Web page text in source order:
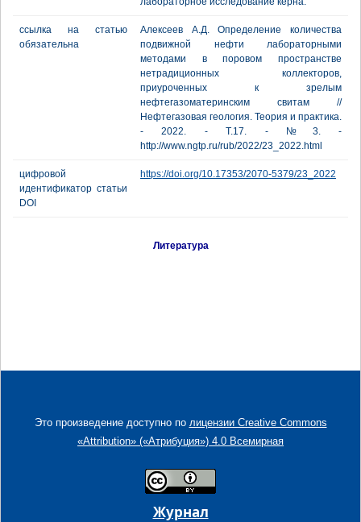
ссылка на статью
обязательна
Алексеев А.Д. Определение количества
подвижной нефти лабораторными
методами в поровом пространстве
нетрадиционных коллекторов,
приуроченных к зрелым
нефтегазоматеринским свитам //
Нефтегазовая геология. Теория и практика.
- 2022. - Т.17. - №3. -
http://www.ngtp.ru/rub/2022/23_2022.html
цифровой
идентификатор статьи
DOI
https://doi.org/10.17353/2070-5379/23_2022
Литература
Это произведение доступно по лицензии Creative Commons
«Attribution» («Атрибуция») 4.0 Всемирная
Журнал